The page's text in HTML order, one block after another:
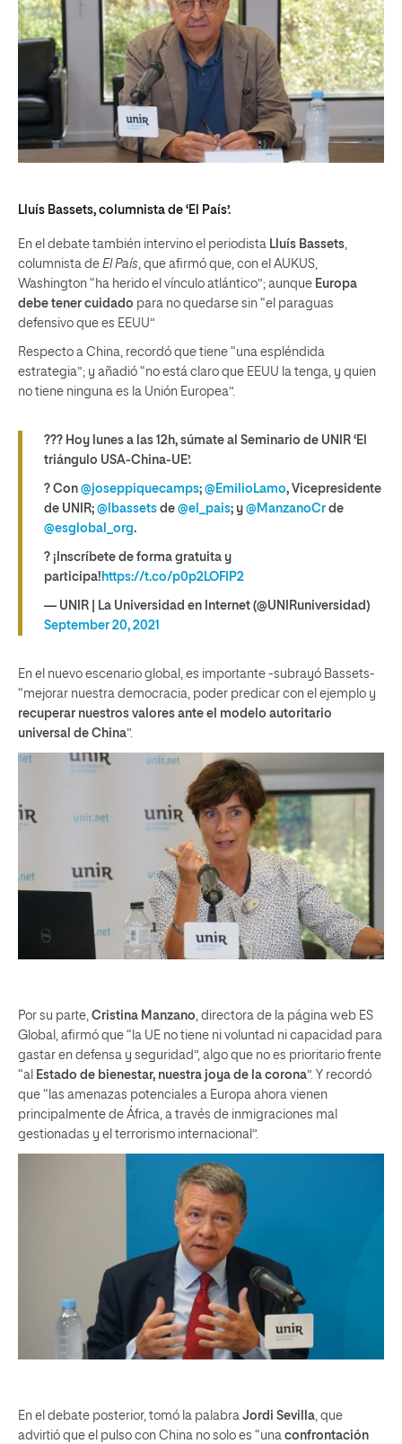
Lluís Bassets, columnista de ‘El País’.
En el debate también intervino el periodista Lluís Bassets,
columnista de El País, que afirmó que, con el AUKUS,
Washington “ha herido el vínculo atlántico”; aunque Europa
debe tener cuidado para no quedarse sin “el paraguas
defensivo que es EEUU”
Respecto a China, recordó que tiene “una espléndida
estrategia”; y añadió “no está claro que EEUU la tenga, y quien
no tiene ninguna es la Unión Europea”.
??? Hoy lunes a las 12h, súmate al Seminario de UNIR ‘El
triángulo USA-China-UE’.
? Con @joseppiquecamps; @EmilioLamo, Vicepresidente
de UNIR; @lbassets de @el_pais; y @ManzanoCr de
@esglobal_org.
? ¡Inscríbete de forma gratuita y
participa! https://t.co/p0p2LOFIP2
— UNIR | La Universidad en Internet (@UNIRuniversidad)
September 20, 2021
En el nuevo escenario global, es importante -subrayó Bassets-
“mejorar nuestra democracia, poder predicar con el ejemplo y
recuperar nuestros valores ante el modelo autoritario
universal de China”.
Por su parte, Cristina Manzano , directora de la página web ES
Global, afirmó que “la UE no tiene ni voluntad ni capacidad para
gastar en defensa y seguridad”, algo que no es prioritario frente
“al
Estado de bienestar, nuestra joya de la corona”. Y recordó
que “las amenazas potenciales a Europa ahora vienen
principalmente de África, a través de inmigraciones mal
gestionadas y el terrorismo internacional”.
En el debate posterior, tomó la palabra Jordi Sevilla, que
advirtió que el pulso con China no solo es “una confrontación